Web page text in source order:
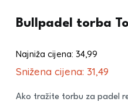
Bullpadel torba
Najniža cijena: 34,99
Snižena cijena: 31,49
Ako tražite torbu za padel